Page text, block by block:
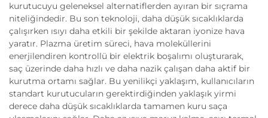
kurutucuyu geleneksel alternatiflerden ayıran bir sıçrama
niteliğindedir. Bu son teknoloji, daha düşük sıcaklıklarda
çalışırken ısıyı daha etkili bir şekilde aktaran iyonize hava
yaratır. Plazma üretim süreci, hava moleküllerini
enerjilendiren kontrollü bir elektrik boşalımı oluşturarak,
saç üzerinde daha hızlı ve daha nazik çalışan daha aktif bir
kurutma ortamı sağlar. Bu yenilikçi yaklaşım, kullanıcıların
standart kurutucuların gerektirdiğinden yaklaşık yirmi
derece daha düşük sıcaklıklarda tamamen kuru saça